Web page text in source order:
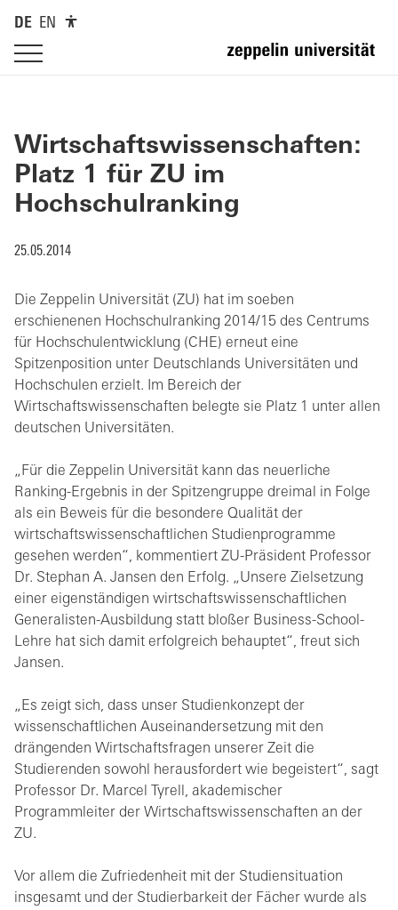
DE EN
Wirtschaftswissenschaften:
Platz 1 für ZU im
Hochschulranking
25.05.2014
Die Zeppelin Universität (ZU) hat im soeben
erschienenen Hochschulranking 2014/15 des Centrums
für Hochschulentwicklung (CHE) erneut eine
Spitzenposition unter Deutschlands Universitäten und
Hochschulen erzielt. Im Bereich der
Wirtschaftswissenschaften belegte sie Platz 1 unter allen
deutschen Universitäten.
„Für die Zeppelin Universität kann das neuerliche
Ranking-Ergebnis in der Spitzengruppe dreimal in Folge
als ein Beweis für die besondere Qualität der
wirtschaftswissenschaftlichen Studienprogramme
gesehen werden“, kommentiert ZU-Präsident Professor
Dr. Stephan A. Jansen den Erfolg. „Unsere Zielsetzung
einer eigenständigen wirtschaftswissenschaftlichen
Generalisten-Ausbildung statt bloßer Business-School-
Lehre hat sich damit erfolgreich behauptet“, freut sich
Jansen.
„Es zeigt sich, dass unser Studienkonzept der
wissenschaftlichen Auseinandersetzung mit den
drängenden Wirtschaftsfragen unserer Zeit die
Studierenden sowohl herausfordert wie begeistert“, sagt
Professor Dr. Marcel Tyrell, akademischer
Programmleiter der Wirtschaftswissenschaften an der
ZU.
Vor allem die Zufriedenheit mit der Studiensituation
insgesamt und der Studierbarkeit der Fächer wurde als